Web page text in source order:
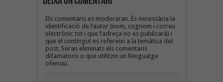
Els comentaris es moderaran. És necessària la
identificació de l’autor (nom, cognom i correu
electrònic tot i que l’adreça no es publicarà) i
que el contingut es refereixi a la temàtica del
post. Seran eliminats els comentaris
difamatoris o que utilitzin un llenguatge
ofensiu.